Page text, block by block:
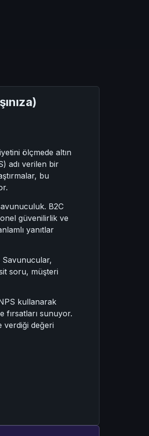
ölçmede altın
adı verilen bir
bu
B2C
güvenilirlik ve
yanıtlar
Savunucular,
soru, müşteri
kullanarak
fırsatları sunuyor.
verdiği değeri